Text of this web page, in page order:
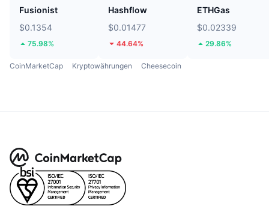
Fusionist
$0.1354
75.98%
Hashflow
$0.01477
44.64%
ETHGas
$0.02339
29.86%
CoinMarketCap Kryptowährungen Cheesecoin